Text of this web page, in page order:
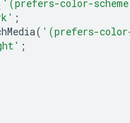
'(prefers-color-
;
( '(prefers-
;